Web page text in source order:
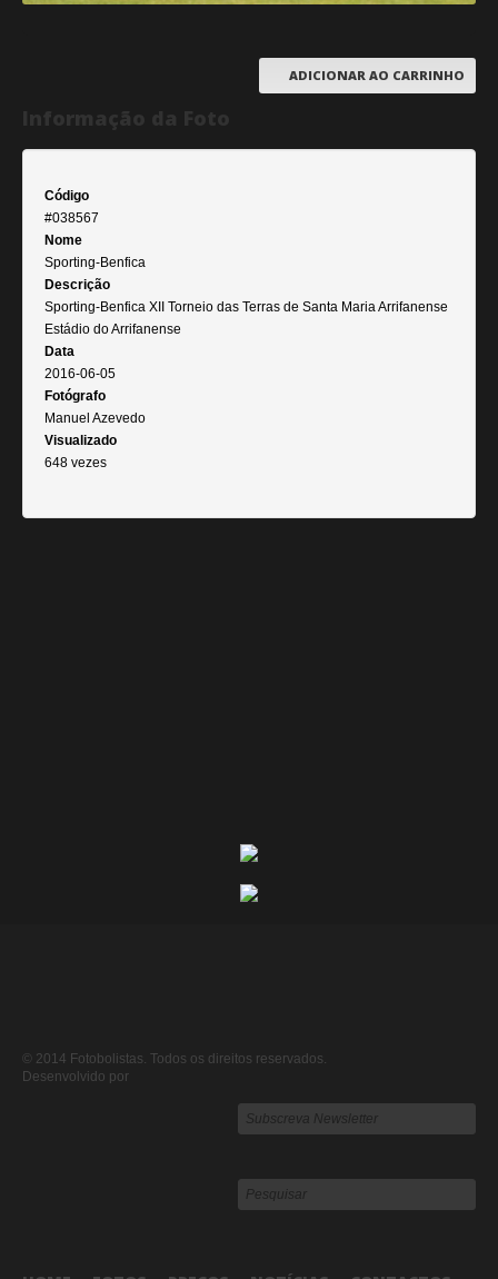
ADICIONAR AO CARRINHO
Código
#038567
Nome
Sporting-Benfica
Descrição
Sporting-Benfica XII Torneio das Terras de Santa Maria Arrifanense
Estádio do Arrifanense
Data
2016-06-05
Fotógrafo
Manuel Azevedo
Visualizado
648 vezes
© 2014 Fotobolistas. Todos os direitos reservados.
Desenvolvido por